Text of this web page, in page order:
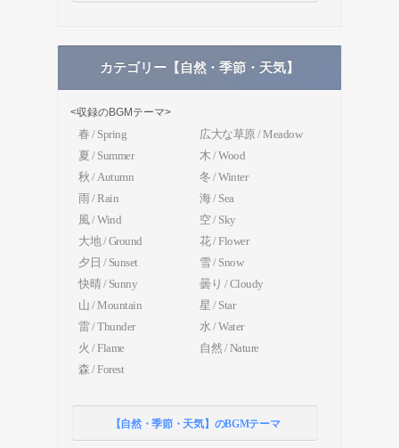
カテゴリー【自然・季節・天気】
<収録のBGMテーマ>
春 / Spring
広大な草原 / Meadow
夏 / Summer
木 / Wood
秋 / Autumn
冬 / Winter
雨 / Rain
海 / Sea
風 / Wind
空 / Sky
大地 / Ground
花 / Flower
夕日 / Sunset
雪 / Snow
快晴 / Sunny
曇り / Cloudy
山 / Mountain
星 / Star
雷 / Thunder
水 / Water
火 / Flame
自然 / Nature
森 / Forest
【自然・季節・天気】のBGMテーマ